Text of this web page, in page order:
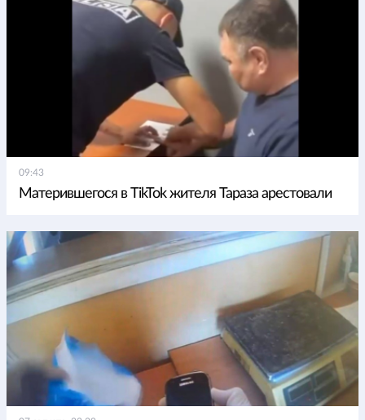
09:43
Матерившегося в TikTok жителя Тараза арестовали